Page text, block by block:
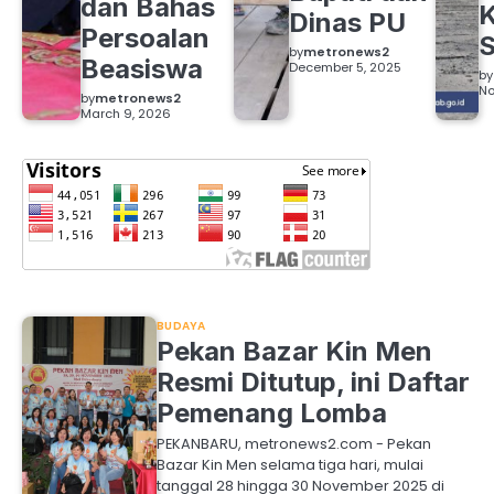
dan Bahas
Persoalan
Beasiswa
bymetronews2
March 9, 2026
Dinas PU
bymetronews2
December 5, 2025
by
BUDAYA
Pekan Bazar Kin Men
Resmi Ditutup, ini Daftar
Pemenang Lomba
PEKANBARU, metronews2.com - Pekan
Bazar Kin Men selama tiga hari, mulai
tanggal 28 hingga 30 November 2025 di